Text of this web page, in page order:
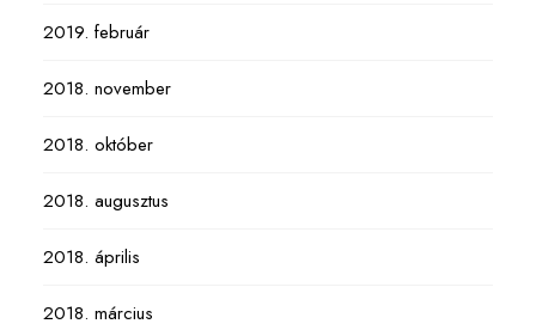
2019. február
2018. november
2018. október
2018. augusztus
2018. április
2018. március